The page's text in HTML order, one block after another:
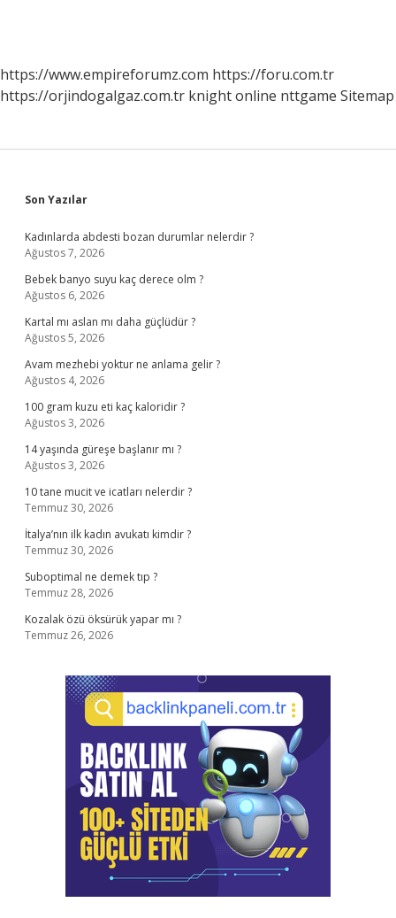
https://www.empireforumz.com https://foru.com.tr
https://orjindogalgaz.com.tr knight online nttgame Sitemap
Sidebar
Son Yazılar
Kadınlarda abdesti bozan durumlar nelerdir ?
Ağustos 7, 2026
Bebek banyo suyu kaç derece olm ?
Ağustos 6, 2026
Kartal mı aslan mı daha güçlüdür ?
Ağustos 5, 2026
Avam mezhebi yoktur ne anlama gelir ?
Ağustos 4, 2026
100 gram kuzu eti kaç kaloridir ?
Ağustos 3, 2026
14 yaşında güreşe başlanır mı ?
Ağustos 3, 2026
10 tane mucit ve icatları nelerdir ?
Temmuz 30, 2026
İtalya’nın ilk kadın avukatı kimdir ?
Temmuz 30, 2026
Suboptimal ne demek tıp ?
Temmuz 28, 2026
Kozalak özü öksürük yapar mı ?
Temmuz 26, 2026